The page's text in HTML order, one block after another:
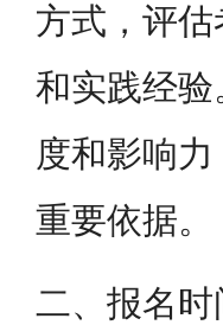
方式，评
和实践经
度和影响
重要依据。
二、报名时